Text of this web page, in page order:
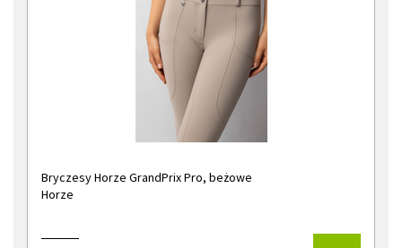
Bryczesy Horze GrandPrix Pro, beżowe
Horze